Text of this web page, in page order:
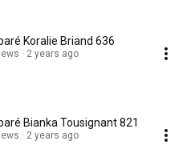
Koralie Briand 636
2 years ago
Bianka Tousignant 821
2 years ago